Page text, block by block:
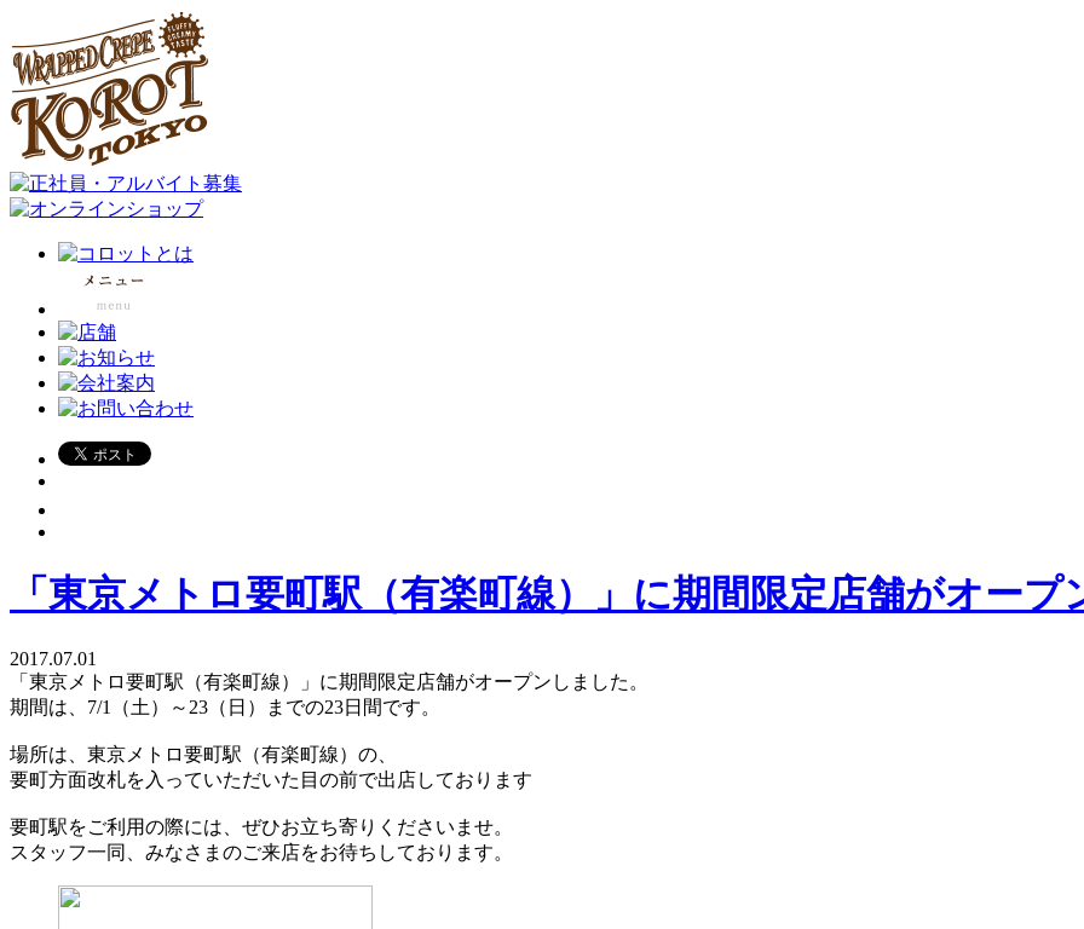
「東京メトロ要町駅（有楽町線）」に期間限定店舗がオープ
2017.07.01
「東京メトロ要町駅（有楽町線）」に期間限定店舗がオープンしました。
期間は、7/1（土）～23（日）までの23日間です。
場所は、東京メトロ要町駅（有楽町線）の、
要町方面改札を入っていただいた目の前で出店しております
要町駅をご利用の際には、ぜひお立ち寄りくださいませ。
スタッフ一同、みなさまのご来店をお待ちしております。